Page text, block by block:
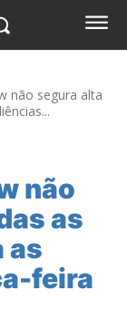
não segura alta
não
as
as
feira